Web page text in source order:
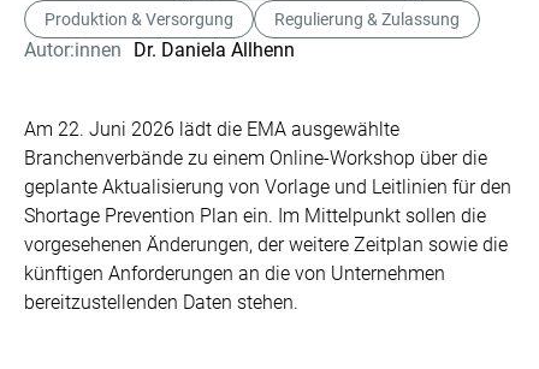
Produktion & Versorgung
Regulierung & Zulassung
Autor:innen Dr. Daniela Allhenn
Am 22. Juni 2026 lädt die EMA ausgewählte
Branchenverbände zu einem Online-Workshop über die
geplante Aktualisierung von Vorlage und Leitlinien für den
Shortage Prevention Plan ein. Im Mittelpunkt sollen die
vorgesehenen Änderungen, der weitere Zeitplan sowie die
künftigen Anforderungen an die von Unternehmen
bereitzustellenden Daten stehen.